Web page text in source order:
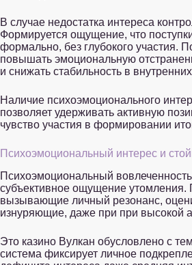
В случае недостатка интереса
Формируется ощущение, что
формально, без глубокого участия.
повышать эмоциональную
и снижать стабильность в
Наличие психоэмоционального
позволяет удерживать активную
чувство участия в формировании
Психоэмоциональный интерес и
Психоэмоциональный
субъективное ощущение утомления.
вызывающие личный резонанс,
изнуряющие, даже при при высокой
Это казино Вулкан обусловлено с
система фиксирует личное